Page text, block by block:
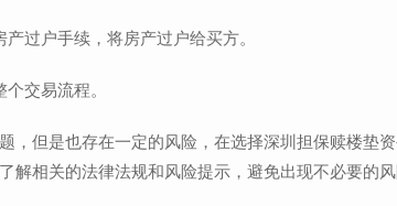
过户手续，将房产过户给买方。
交易流程。
，但是也存在一定的风险，在选择深圳担保赎楼垫
相关的法律法规和风险提示，避免出现不必要的风